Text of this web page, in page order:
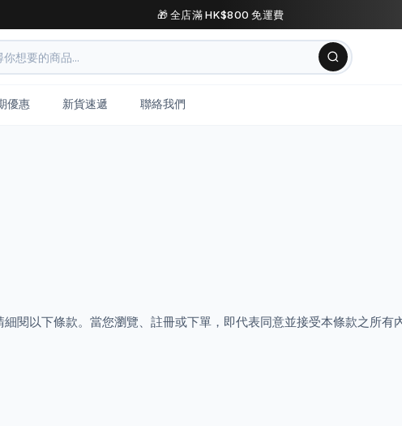
🎁 全店滿 HK$800 免運費
優惠 新貨速遞 聯絡我們
閱以下條款。當您瀏覽、註冊或下單，即代表同意並接受本條款之所有